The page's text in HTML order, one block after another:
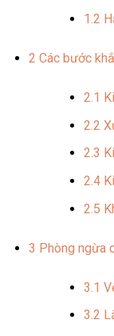
1.2
2 Các bước
2.1
2.2
2.3
2.4
2.5
3 Phòng ngừa
3.1
3.2